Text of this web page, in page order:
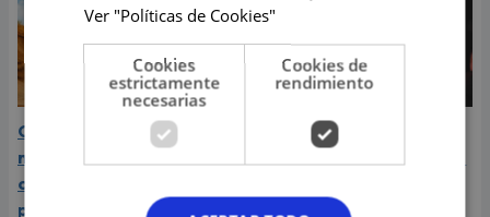
Carín León atraviesa el
mejor momento de su
carrera y llega a Lima en
plena consagración
Daniela Darcourt, Masiel
apoyo a Naldy Saldaña
Ver "Políticas de Cookies"
Cookies
estrictamente
necesarias
Cookies de
rendimiento